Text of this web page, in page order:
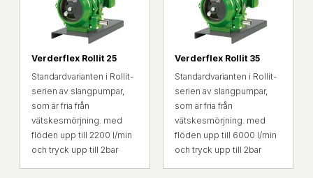
Verderflex Rollit 25
Standardvarianten i Rollit-
serien av slangpumpar,
som är fria från
vätskesmörjning. med
flöden upp till 2200 l/min
och tryck upp till 2bar
Verderflex Rollit 35
Standardvarianten i Rollit-
serien av slangpumpar,
som är fria från
vätskesmörjning. med
flöden upp till 6000 l/min
och tryck upp till 2bar